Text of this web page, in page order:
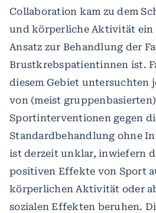
Collaboration kam zu dem
und körperliche Aktivität ein
Ansatz zur Behandlung der
Brustkrebspatientinnen ist.
diesem Gebiet untersuchten
von (meist gruppenbasierten)
Sportinterventionen gegen
Standardbehandlung ohne
ist derzeit unklar, inwiefern
positiven Effekte von Sport
körperlichen Aktivität oder
sozialen Effekten beruhen.